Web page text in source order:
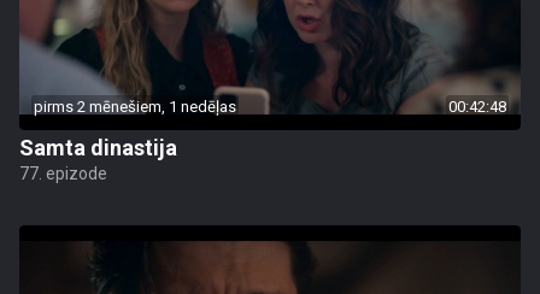
pirms 2 mēnešiem, 1 nedēļas 00:42:48
Samta dinastija
77. epizode